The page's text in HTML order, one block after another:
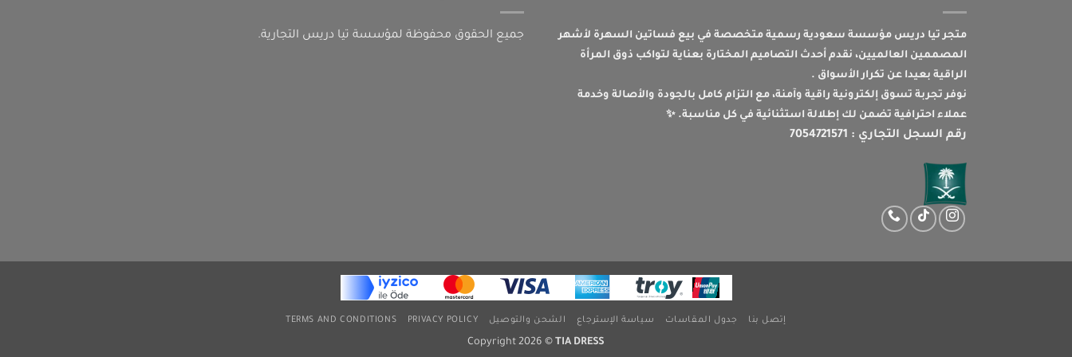
متجر تيا دريس مؤسسة سعودية رسمية متخصصة في بيع فساتين السهرة لأشهر
المصممين العالميين، نقدم أحدث التصاميم المختارة بعناية لتواكب ذوق المرأة
الراقية بعيدا عن تكرار الأسواق .
نوفر تجربة تسوق إلكترونية راقية وآمنة، مع التزام كامل بالجودة والأصالة وخدمة
عملاء احترافية تضمن لك إطلالة استثنائية في كل مناسبة. ✨
رقم السجل التجاري : 7054721571
جميع الحقوق محفوظة لمؤسسة تيا دريس التجارية.
إتصل بنا جدول المقاسات سياسة الإسترجاع الشحن والتوصيل PRIVACY POLICY
TERMS AND CONDITIONS
Copyright 2026 © TIA DRESS